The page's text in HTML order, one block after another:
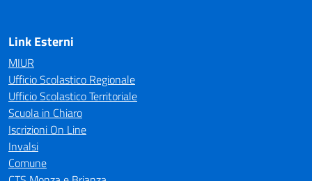
Link Esterni
MIUR
Ufficio Scolastico Regionale
Ufficio Scolastico Territoriale
Scuola in Chiaro
Iscrizioni On Line
Invalsi
Comune